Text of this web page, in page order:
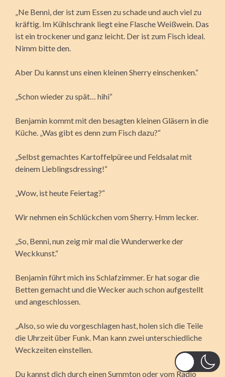
„Ne Benni, der ist zum Essen zu schade und auch viel zu
kräftig. Im Kühlschrank liegt eine Flasche Weißwein. Das
ist ein trockener und ganz leicht. Der ist zum Fisch ideal.
Nimm bitte den.
Aber Du kannst uns einen kleinen Sherry einschenken.“
„Schon wieder zu spät… hihi“
Benjamin kommt mit den besagten kleinen Gläsern in die
Küche. „Was gibt es denn zum Fisch dazu?“
„Selbst gemachtes Kartoffelpüree und Feldsalat mit
deinem Lieblingsdressing!“
„Wow, ist heute Feiertag?“
Wir nehmen ein Schlückchen vom Sherry. Hmm lecker.
„So, Benni, nun zeig mir mal die Wunderwerke der
Weckkunst.“
Benjamin führt mich ins Schlafzimmer. Er hat sogar die
Betten gemacht und die Wecker auch schon aufgestellt
und angeschlossen.
„Also, so wie du vorgeschlagen hast, holen sich die Teile
die Uhrzeit über Funk. Man kann zwei unterschiedliche
Weckzeiten einstellen.
Du kannst dich durch einen Summton oder vom Radio